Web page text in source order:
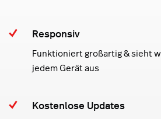
Responsiv
Funktioniert großartig & sieht
jedem Gerät aus
Kostenlose Updates